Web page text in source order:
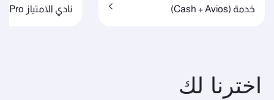
خدمة (Cash + Avios) نادي الامتياز Pro
اخترنا لك